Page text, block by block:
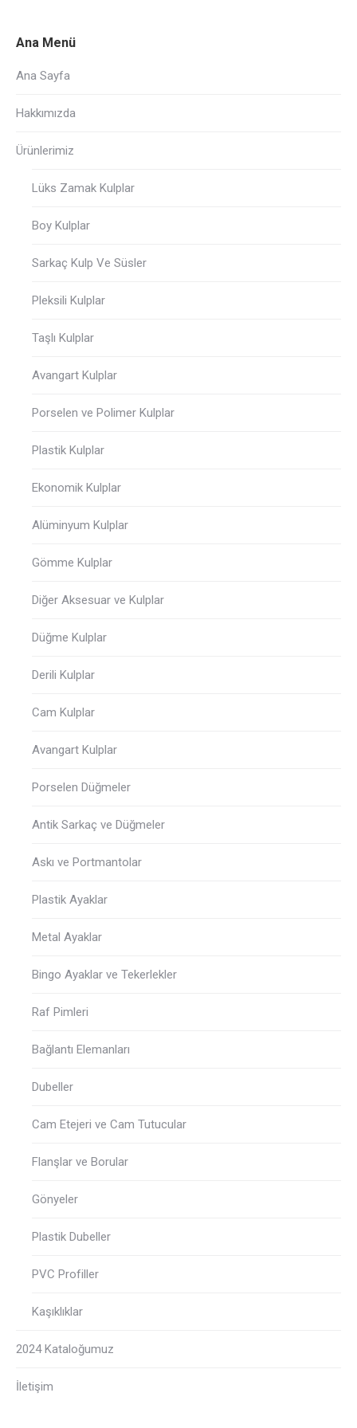
Ana Menü
Ana Sayfa
Hakkımızda
Ürünlerimiz
Lüks Zamak Kulplar
Boy Kulplar
Sarkaç Kulp Ve Süsler
Pleksili Kulplar
Taşlı Kulplar
Avangart Kulplar
Porselen ve Polimer Kulplar
Plastik Kulplar
Ekonomik Kulplar
Alüminyum Kulplar
Gömme Kulplar
Diğer Aksesuar ve Kulplar
Düğme Kulplar
Derili Kulplar
Cam Kulplar
Avangart Kulplar
Porselen Düğmeler
Antik Sarkaç ve Düğmeler
Askı ve Portmantolar
Plastik Ayaklar
Metal Ayaklar
Bingo Ayaklar ve Tekerlekler
Raf Pimleri
Bağlantı Elemanları
Dubeller
Cam Etejeri ve Cam Tutucular
Flanşlar ve Borular
Gönyeler
Plastik Dubeller
PVC Profiller
Kaşıklıklar
2024 Kataloğumuz
İletişim